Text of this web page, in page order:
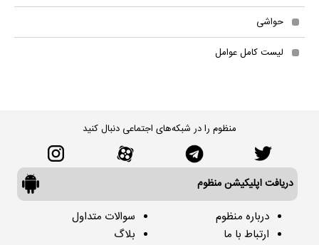
حواشی
لیست کامل عوامل
منظوم را در شبکه‌های اجتماعی دنبال کنید
دریافت اپلیکیشن منظوم
درباره منظوم
ارتباط با ما
سوالات متداول
بلاگ